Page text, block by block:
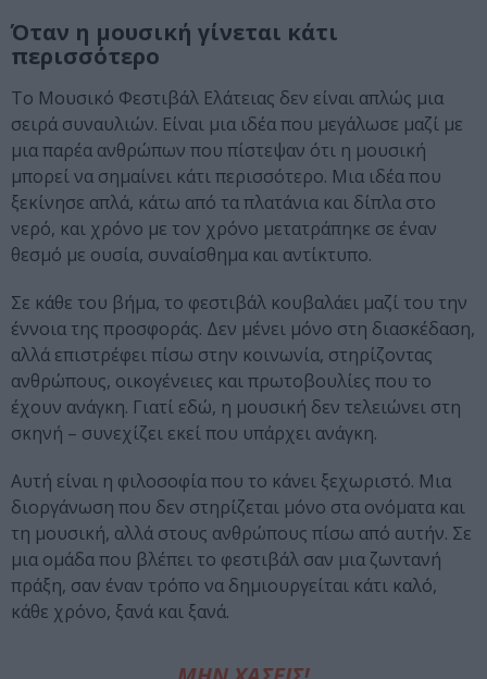
Όταν η μουσική γίνεται κάτι
περισσότερο
Το Μουσικό Φεστιβάλ Ελάτειας δεν είναι απλώς μια
σειρά συναυλιών. Είναι μια ιδέα που μεγάλωσε μαζί με
μια παρέα ανθρώπων που πίστεψαν ότι η μουσική
μπορεί να σημαίνει κάτι περισσότερο. Μια ιδέα που
ξεκίνησε απλά, κάτω από τα πλατάνια και δίπλα στο
νερό, και χρόνο με τον χρόνο μετατράπηκε σε έναν
θεσμό με ουσία, συναίσθημα και αντίκτυπο.
Σε κάθε του βήμα, το φεστιβάλ κουβαλάει μαζί του την
έννοια της προσφοράς. Δεν μένει μόνο στη διασκέδαση,
αλλά επιστρέφει πίσω στην κοινωνία, στηρίζοντας
ανθρώπους, οικογένειες και πρωτοβουλίες που το
έχουν ανάγκη. Γιατί εδώ, η μουσική δεν τελειώνει στη
σκηνή – συνεχίζει εκεί που υπάρχει ανάγκη.
Αυτή είναι η φιλοσοφία που το κάνει ξεχωριστό. Μια
διοργάνωση που δεν στηρίζεται μόνο στα ονόματα και
τη μουσική, αλλά στους ανθρώπους πίσω από αυτήν. Σε
μια ομάδα που βλέπει το φεστιβάλ σαν μια ζωντανή
πράξη, σαν έναν τρόπο να δημιουργείται κάτι καλό,
κάθε χρόνο, ξανά και ξανά.